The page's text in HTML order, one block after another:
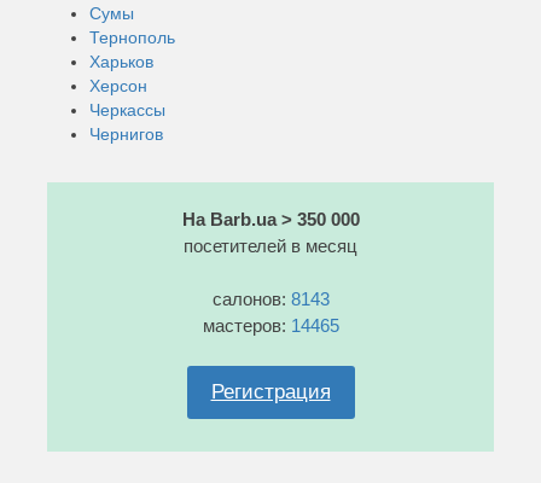
Сумы
Тернополь
Харьков
Херсон
Черкассы
Чернигов
На Barb.ua > 350 000
посетителей в месяц
салонов: 8143
мастеров: 14465
Регистрация